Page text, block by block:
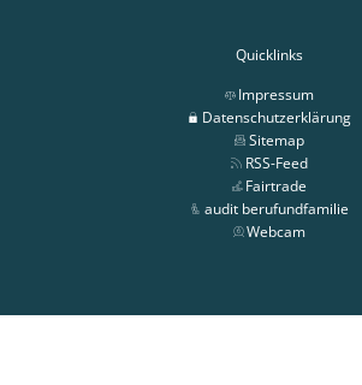
Quicklinks
Impressum
Datenschutzerklärung
Sitemap
RSS-Feed
Fairtrade
audit berufundfamilie
Webcam